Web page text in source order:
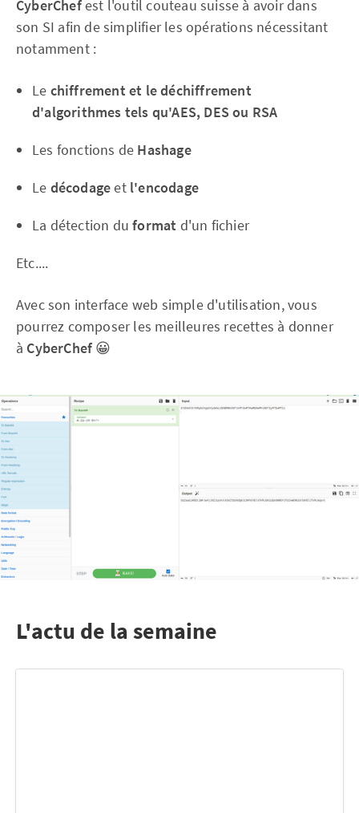
CyberChefest l'outil couteau suisse à avoir dans
son SI afin de simplifier les opérations nécessitant
notamment :
Le chiffrement et le déchiffrement
d'algorithmes tels qu'AES, DES ou RSA
Les fonctions de Hashage
Le décodageet l'encodage
La détection duformat d'un fichier
Etc....
Avec son interface web simple d'utilisation, vous
pourrez composer les meilleures recettes à donner
à CyberChef 😀
L'actu de la semaine